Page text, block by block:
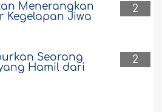
2
Menerangkan
Kegelapan Jiwa
2
Seorang
Hamil dari